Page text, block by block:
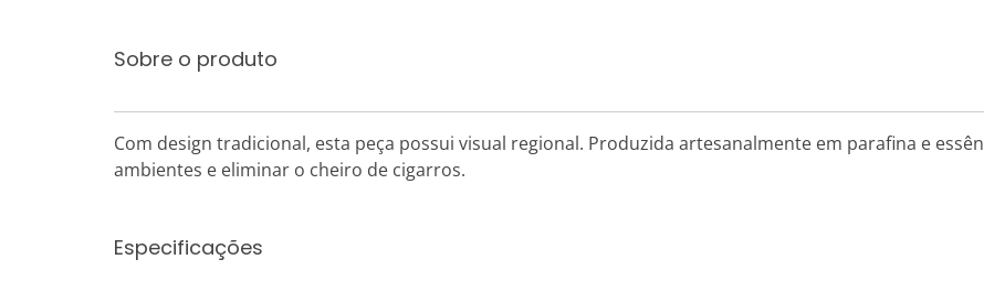
Sobre o produto
Com design tradicional, esta peça possui visual regional. Produzida artesanalmente em parafina e
ambientes e eliminar o cheiro de cigarros.
Especificações